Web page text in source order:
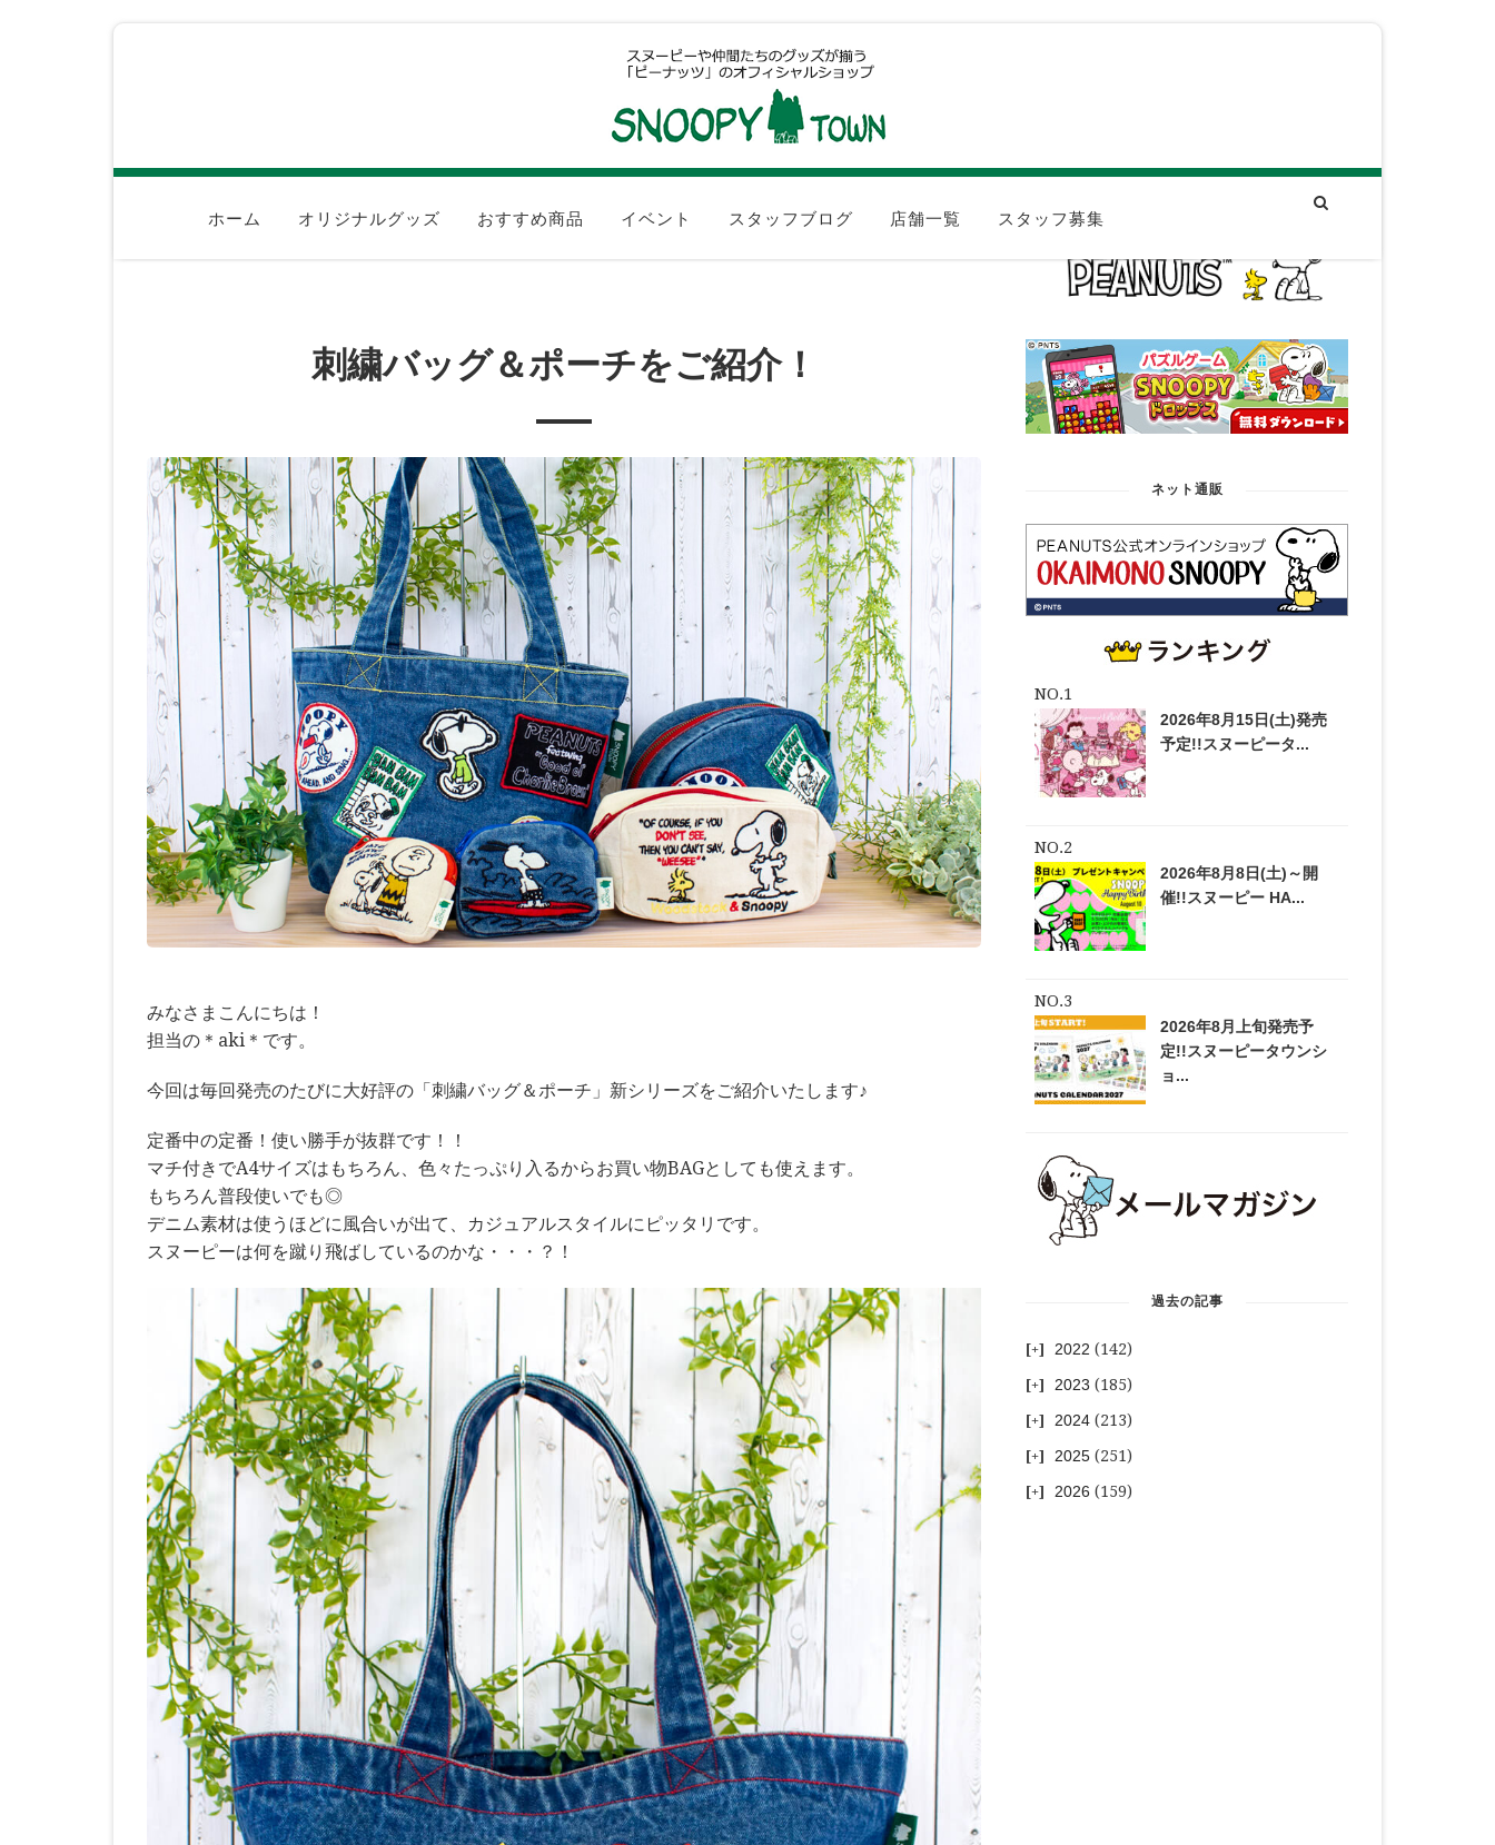
ホーム オリジナルグッズ おすすめ商品 イベント スタッフブログ 店舗一覧 スタッフ募集
刺繍バッグ＆ポーチをご紹介！
みなさまこんにちは！
担当の＊aki＊です。
今回は毎回発売のたびに大好評の「刺繍バッグ＆ポーチ」新シリーズをご紹介いたします♪
定番中の定番！使い勝手が抜群です！！
マチ付きでA4サイズはもちろん、色々たっぷり入るからお買い物BAGとしても使えます。
もちろん普段使いでも◎
デニム素材は使うほどに風合いが出て、カジュアルスタイルにピッタリです。
スヌーピーは何を蹴り飛ばしているのかな・・・？！
ネット通販
2026年8月15日(土)発売
予定!!スヌーピータ...
2026年8月8日(土)～開
催!!スヌーピー HA...
2026年8月上旬発売予
定!!スヌーピータウンシ
ョ...
過去の記事
2022 (142)
2023 (185)
2024 (213)
2025 (251)
2026 (159)